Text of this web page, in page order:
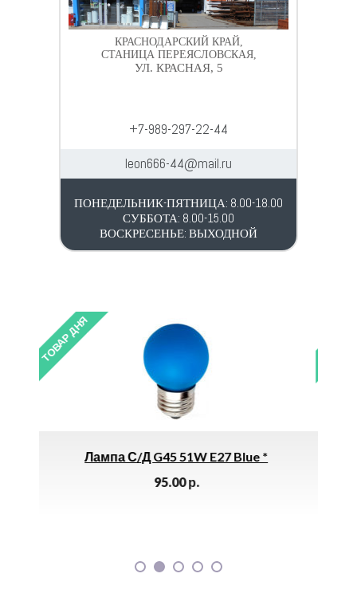
КРАСНОДАРСКИЙ КРАЙ,
СТАНИЦА ПЕРЕЯСЛОВСКАЯ,
УЛ. КРАСНАЯ, 5
+7-989-297-22-44
leon666-44@mail.ru
ПОНЕДЕЛЬНИК-ПЯТНИЦА: 8.00-18.00
СУББОТА: 8.00-15.00
ВОСКРЕСЕНЬЕ: ВЫХОДНОЙ
ТОВАР ДНЯ
Колено BRYZA 90 Мм